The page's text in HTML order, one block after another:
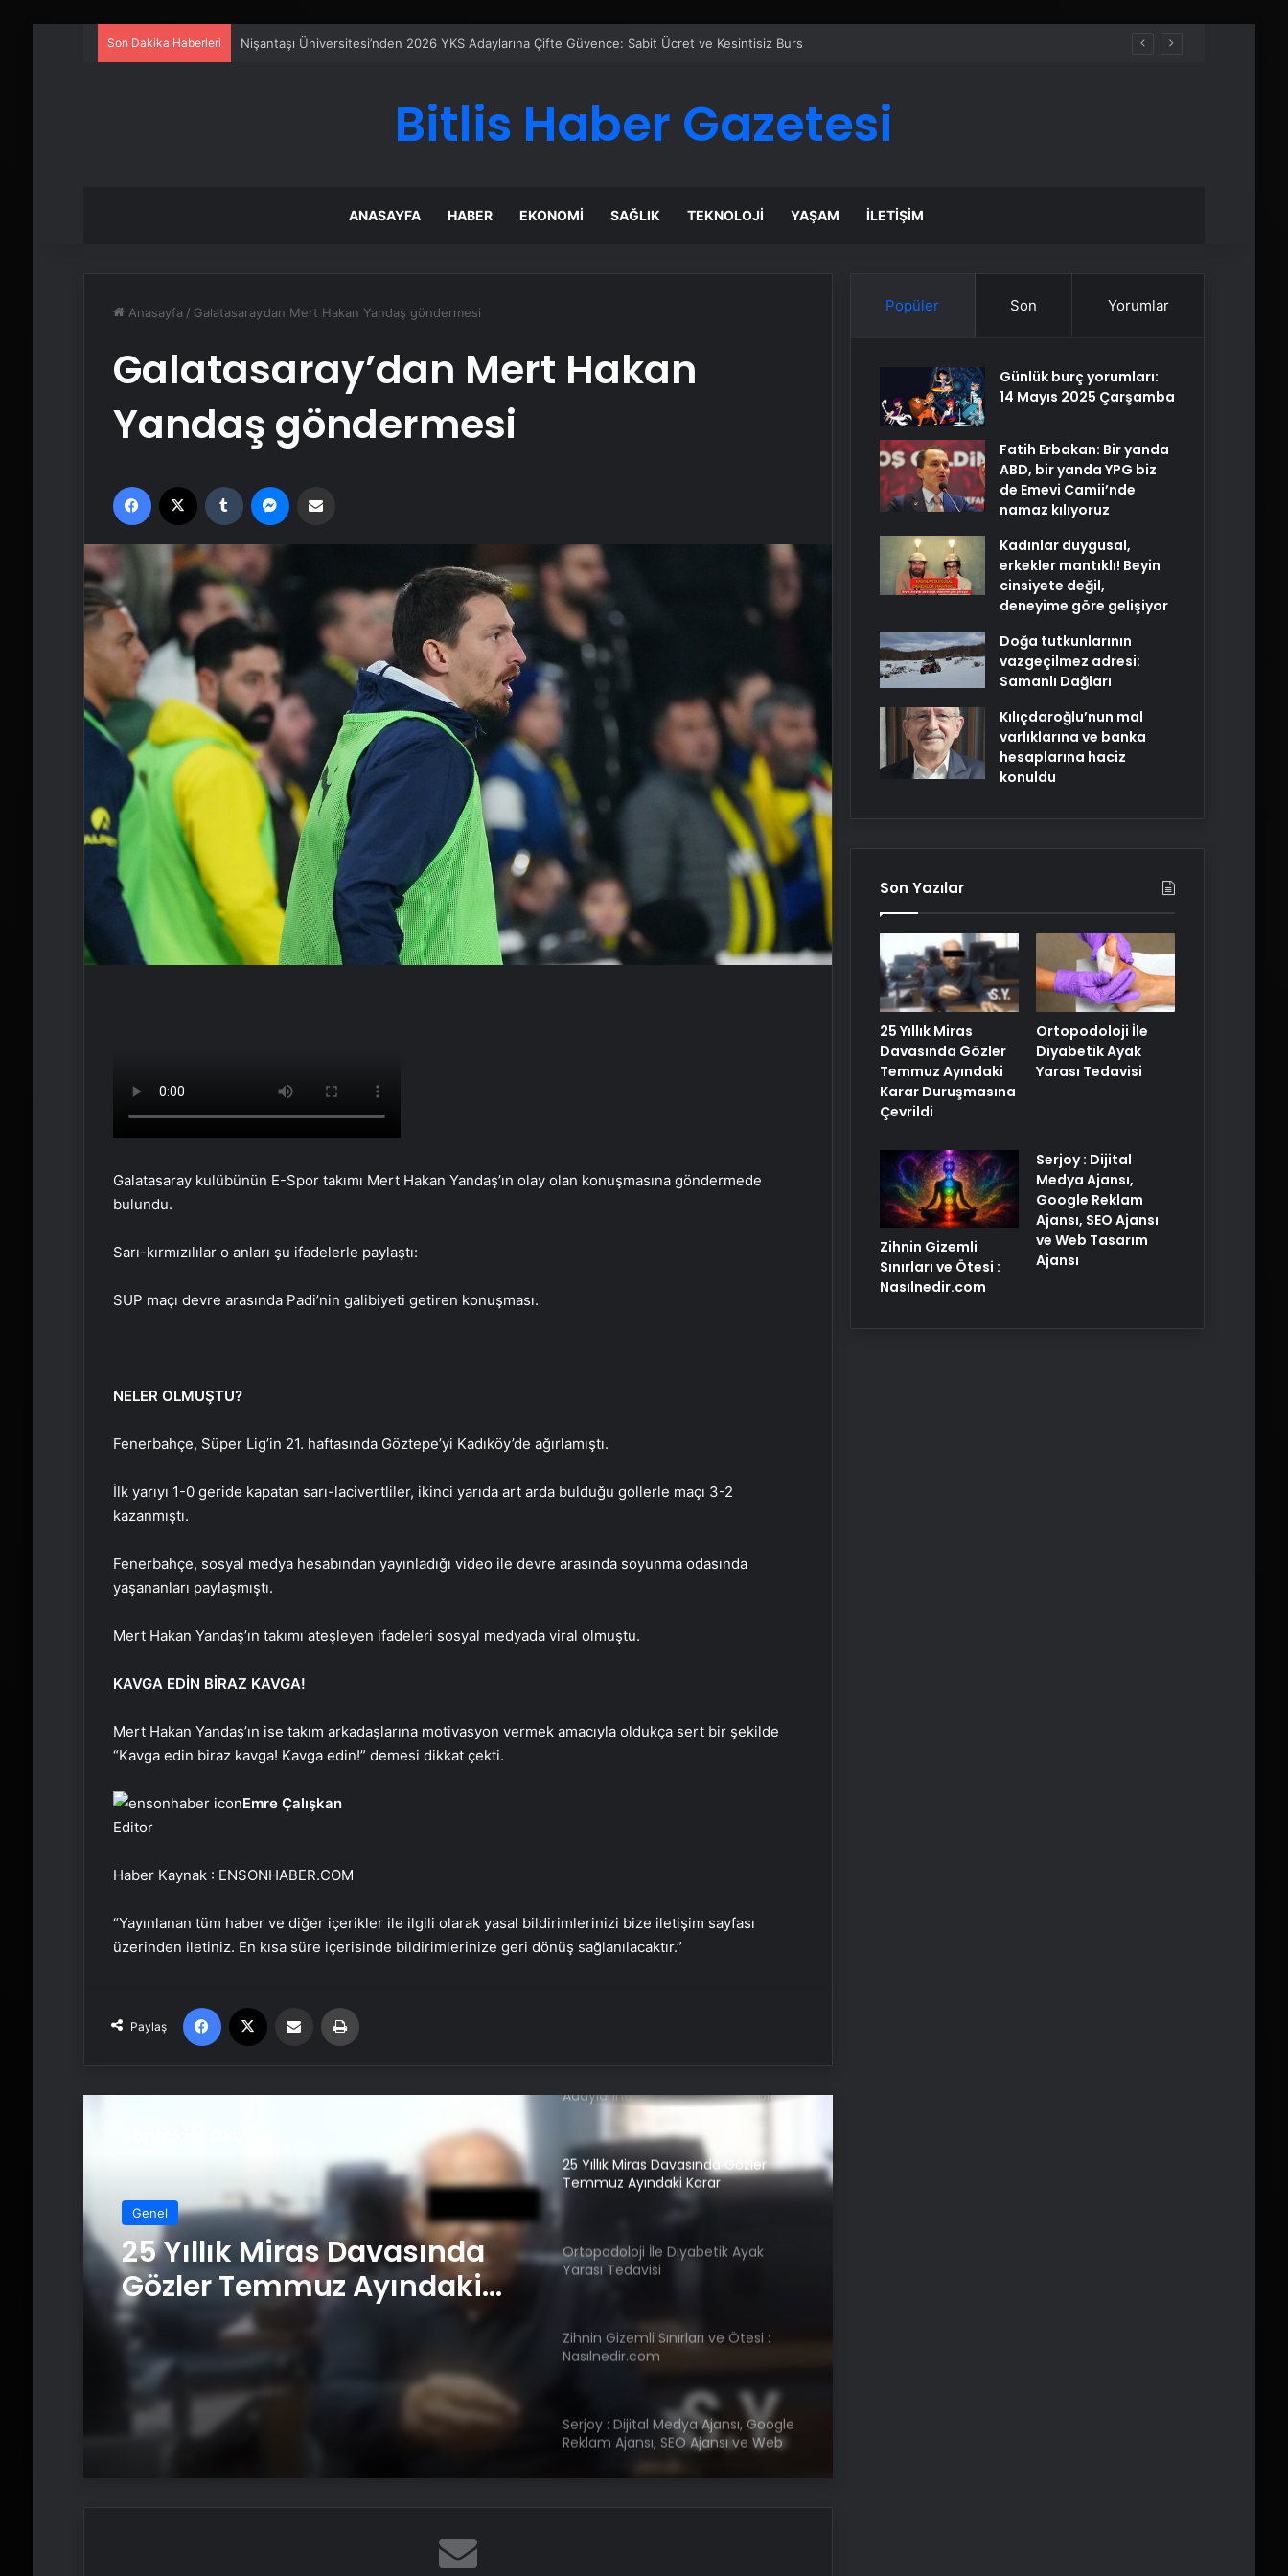
Son Dakika Haberleri 25 Yıllık Miras Davasında Gözler Temmuz Ayındaki Karar Duruşmasına Çevrildi
Bitlis Haber Gazetesi
ANASAYFA HABER EKONOMI SAĞLIK TEKNOLOJI YAŞAM İLETIŞIM
Anasayfa / Galatasaray’dan Mert Hakan Yandaş göndermesi
Galatasaray’dan Mert Hakan
Yandaş göndermesi
Facebook Tumblr
Galatasaray kulübünün E-Spor takımı Mert Hakan Yandaş’ın olay olan konuşmasına göndermede
bulundu.
Sarı-kırmızılılar o anları şu ifadelerle paylaştı:
SUP maçı devre arasında Padi’nin galibiyeti getiren konuşması.
NELER OLMUŞTU?
Fenerbahçe, Süper Lig’in 21. haftasında Göztepe’yi Kadıköy’de ağırlamıştı.
İlk yarıyı 1-0 geride kapatan sarı-lacivertliler, ikinci yarıda art arda bulduğu gollerle maçı 3-2
kazanmıştı.
Fenerbahçe, sosyal medya hesabından yayınladığı video ile devre arasında soyunma odasında
yaşananları paylaşmıştı.
Mert Hakan Yandaş’ın takımı ateşleyen ifadeleri sosyal medyada viral olmuştu.
KAVGA EDİN BİRAZ KAVGA!
Mert Hakan Yandaş’ın ise takım arkadaşlarına motivasyon vermek amacıyla oldukça sert bir şekilde
“Kavga edin biraz kavga! Kavga edin!” demesi dikkat çekti.
Emre Çalışkan
Editor
Haber Kaynak : ENSONHABER.COM
“Yayınlanan tüm haber ve diğer içerikler ile ilgili olarak yasal bildirimlerinizi bize iletişim sayfası
üzerinden iletiniz. En kısa süre içerisinde bildirimlerinize geri dönüş sağlanılacaktır.”
Paylaş
Facebook Email'den paylaş
Genel
25 Yıllık Miras Davasında
Gözler Temmuz Ayındaki
Karar Duruşmasına
Çevrildi
Ankara ev temizlik fiyatları
Adaylarına Çifte Güvence: Sabit
25 Yıllık Miras Davasında Gözler
Temmuz Ayındaki Karar
Duruşmasına Çevrildi
Ortopodoloji İle Diyabetik Ayak
Yarası Tedavisi
Zihnin Gizemli Sınırları ve Ötesi :
Nasılnedir.com
Serjoy : Dijital Medya Ajansı, Google
Reklam Ajansı, SEO Ajansı ve Web
Tasarım Ajansı
Popüler Son Yorumlar
Günlük burç yorumları:
14 Mayıs 2025 Çarşamba
Fatih Erbakan: Bir yanda
ABD, bir yanda YPG biz
de Emevi Camii’nde
namaz kılıyoruz
Kadınlar duygusal,
erkekler mantıklı! Beyin
cinsiyete değil,
deneyime göre gelişiyor
Doğa tutkunlarının
vazgeçilmez adresi:
Samanlı Dağları
Kılıçdaroğlu’nun mal
varlıklarına ve banka
hesaplarına haciz
konuldu
Son Yazılar
25 Yıllık Miras
Davasında Gözler
Temmuz Ayındaki
Karar Duruşmasına
Çevrildi
Ortopodoloji İle
Diyabetik Ayak
Yarası Tedavisi
Zihnin Gizemli
Sınırları ve Ötesi :
Nasılnedir.com
Serjoy : Dijital
Medya Ajansı,
Google Reklam
Ajansı, SEO Ajansı
ve Web Tasarım
Ajansı